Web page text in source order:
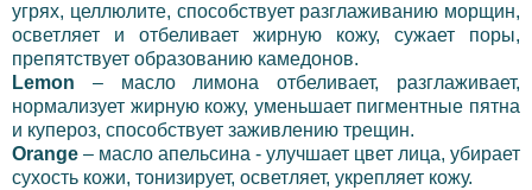
угрях, целлюлите, способствует разглаживанию морщин,
осветляет и отбеливает жирную кожу, сужает поры,
препятствует образованию камедонов.
Lemon – масло лимона отбеливает, разглаживает,
нормализует жирную кожу, уменьшает пигментные пятна
и купероз, способствует заживлению трещин.
Orange – масло апельсина - улучшает цвет лица, убирает
сухость кожи, тонизирует, осветляет, укрепляет кожу.